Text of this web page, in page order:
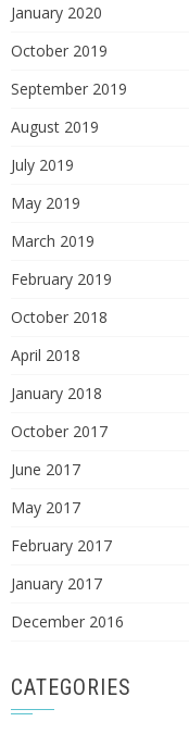
January 2020
October 2019
September 2019
August 2019
July 2019
May 2019
March 2019
February 2019
October 2018
April 2018
January 2018
October 2017
June 2017
May 2017
February 2017
January 2017
December 2016
CATEGORIES